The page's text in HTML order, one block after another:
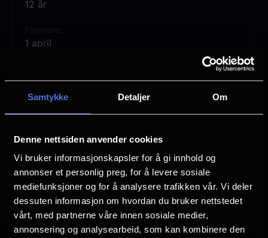
Samtykke Detaljer Om
Denne nettsiden anvender cookies
Vi bruker informasjonskapsler for å gi innhold og
annonser et personlig preg, for å levere sosiale
mediefunksjoner og for å analysere trafikken vår. Vi deler
dessuten informasjon om hvordan du bruker nettstedet
vårt, med partnerne våre innen sosiale medier,
annonsering og analysearbeid, som kan kombinere den
12 år
1 april
1 time 54 min
Vurdering: (24 stemmer 72.92%)
Rollebesetning
Jamie Ward
James Oliver Wheatley
James Faulkner
Se mer
en måte du aldri har opplevd før.